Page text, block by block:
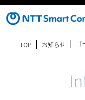
TOP お知らせ ゴ